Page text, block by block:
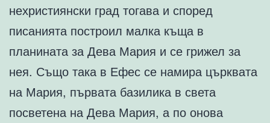
нехристиянски град тогава и според
писанията построил малка къща в
планината за Дева Мария и се грижел за
нея. Също така в Ефес се намира църквата
на Мария, първата базилика в света
посветена на Дева Мария, а по онова